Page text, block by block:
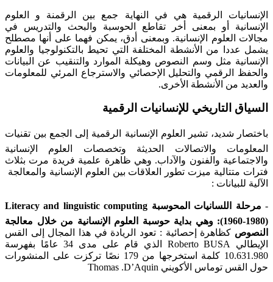
الإنسانيات الرقمية هي في النهاية جمع بين الرقمنة و العلوم
الإنسانية أو بمعنى أخر تقاطع الحوسبة والبحث والتدريس في
مجالات العلوم الإنسانية. وبمعنى أدق، يمكن فهما على أنها مصطلح
يشمل عددا من الأنشطة المختلفة التي تحيط بالتكنولوجيا والعلوم
الإنسانية مثل وسم النصوص وهيكلة الموارد والتنقيب عن البيانات
والحفظ الرقمي والتحليل الإحصائي والاسترجاع المرئي للمعلومات
والعديد من الأنشطة الأخرى.
السياق التاريخي للإنسانيات الرقمية
باختصار شديد، تشير العلوم الإنسانية الرقمية إلى الجمع بين تقنيات
المعلومات والاتصالات الحديثة وتخصصات العلوم الإنسانية
والاجتماعية والفنون والآداب. وهي ظاهرة علمية فريدة مرت بثلاث
فترات متتالية ميزت تطور العلاقات بين العلوم الإنسانية والمعالجة
الآلية للبيانات :
- مرحلة اللسانيات المحوسبة Literacy and linguistic computing
(1960-1980): وهي بداية حوسبة العلوم الإنسانية من خلال معالجة
النصوص كظاهرة إحصائية : تعود الريادة في هذا المجال إلى القس
الإيطالي Roberto BUSA الذي قام على مدى 34 عامًا بفهرسة
10.631.980 كلمة استخرجها من 179 نصًا تركزت على المنشورات
حول القس توماس الأكويني Thomas .D’Aquin